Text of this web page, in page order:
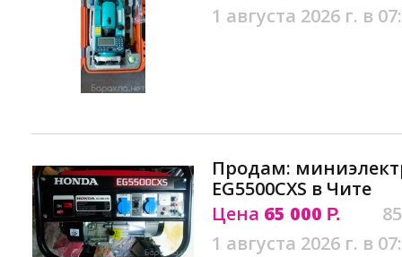
1 августа 2026 г. в
Продам:
EG5500CXS в Чите
Цена 65 000 Р.
1 августа 2026 г. в